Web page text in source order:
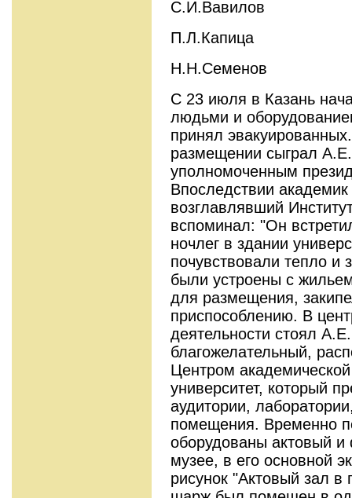
С.И.Вавилов
П.Л.Капица
Н.Н.Семенов
С 23 июля в Казань
людьми и
принял
размещении сыграл
уполномоченным
Впоследствии
возглавлявший
вспоминал: "Он
ночлег в здании
почувствовали тепло и
были устроены с
для размещения,
приспособлению. В
деятельности стоял
благожелательный,
Центром
университет, который
аудитории,
помещения. Временно
оборудованы актовый
музее, в его основной
рисунок "Актовый зал в